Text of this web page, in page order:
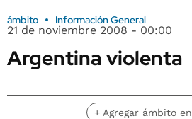
ámbito Información General
21 de noviembre 2008 - 00:00
Argentina violenta
+ Agregar ámbito en